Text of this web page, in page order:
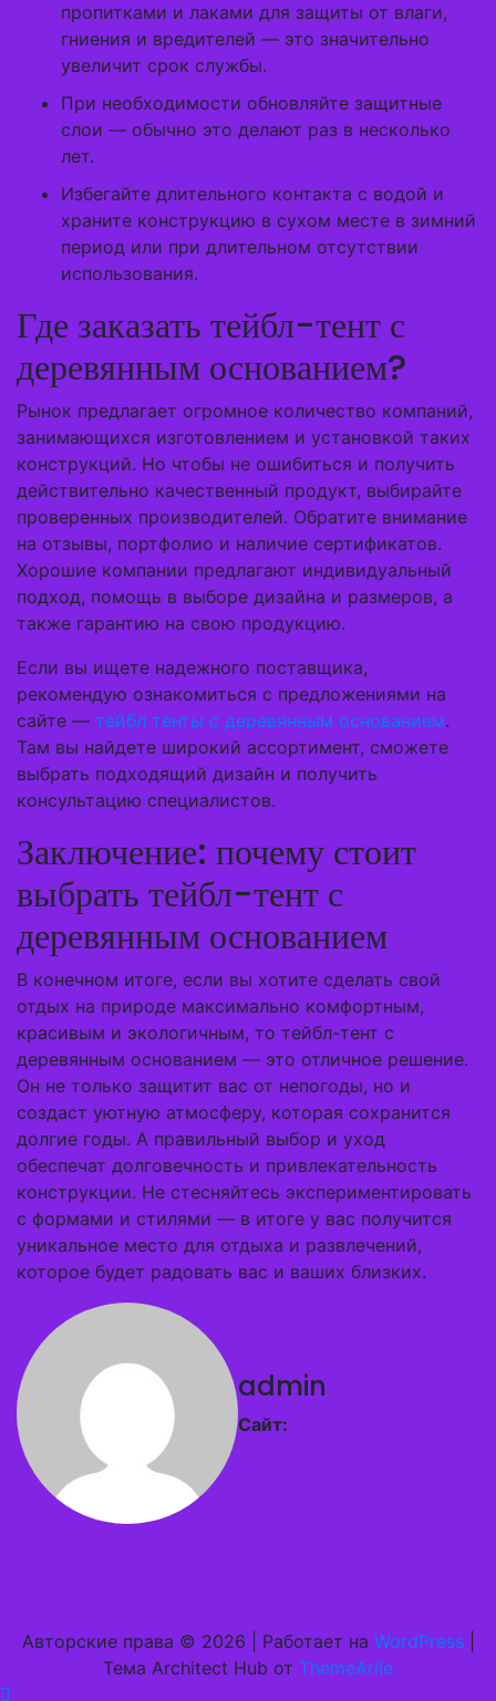
пропитками и лаками для защиты от влаги,
гниения и вредителей — это значительно
увеличит срок службы.
При необходимости обновляйте защитные
слои — обычно это делают раз в несколько
лет.
Избегайте длительного контакта с водой и
храните конструкцию в сухом месте в зимний
период или при длительном отсутствии
использования.
Где заказать тейбл-тент с
деревянным основанием?
Рынок предлагает огромное количество компаний,
занимающихся изготовлением и установкой таких
конструкций. Но чтобы не ошибиться и получить
действительно качественный продукт, выбирайте
проверенных производителей. Обратите внимание
на отзывы, портфолио и наличие сертификатов.
Хорошие компании предлагают индивидуальный
подход, помощь в выборе дизайна и размеров, а
также гарантию на свою продукцию.
Если вы ищете надежного поставщика,
рекомендую ознакомиться с предложениями на
сайте — тейбл тенты с деревянным основанием.
Там вы найдете широкий ассортимент, сможете
выбрать подходящий дизайн и получить
консультацию специалистов.
Заключение: почему стоит
выбрать тейбл-тент с
деревянным основанием
В конечном итоге, если вы хотите сделать свой
отдых на природе максимально комфортным,
красивым и экологичным, то тейбл-тент с
деревянным основанием — это отличное решение.
Он не только защитит вас от непогоды, но и
создаст уютную атмосферу, которая сохранится
долгие годы. А правильный выбор и уход
обеспечат долговечность и привлекательность
конструкции. Не стесняйтесь экспериментировать
с формами и стилями — в итоге у вас получится
уникальное место для отдыха и развлечений,
которое будет радовать вас и ваших близких.
admin
Сайт:
Авторские права © 2026 | Работает на WordPress
Тема Architect Hub от ThemeArile